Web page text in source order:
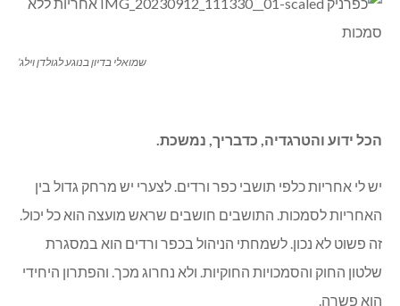
שמואלי בדיון בנוגע לגולדן וילג’
הכל ידוע והטרגדיה, כדבריך, נמשכת.
יש לי אחריות כלפי תושבי כפר ורדים. לצערי יש מרחק גדול בין
האחריות לסמכות. התושבים חושבים שראש מועצה הוא כל יכול.
זה פשוט לא נכון. לשמחתי הניהול בכפר ורדים הוא במסגרת
שלטון החוק והסמכויות החוקיות. ולא נחרוג מכך. והפתרון היחידי
הוא פשרה.